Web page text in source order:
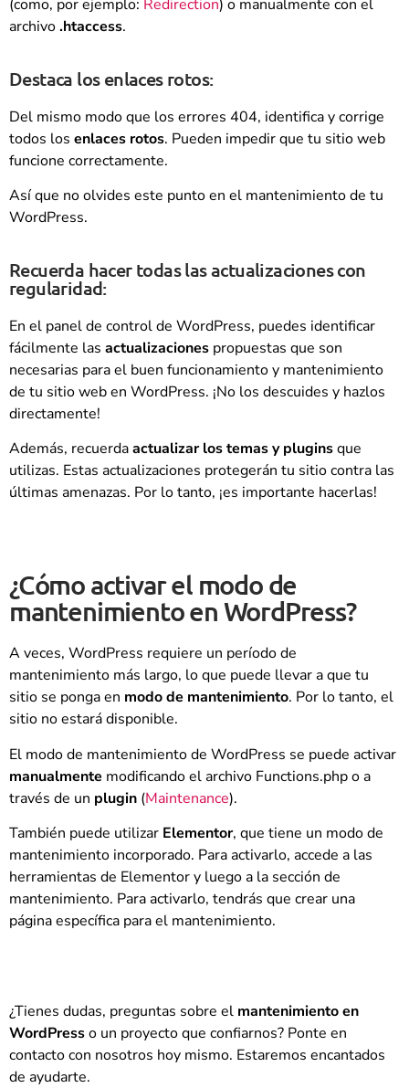
(como, por ejemplo: Redirection) o manualmente con el
archivo.htaccess.
Destaca los enlaces rotos:
Del mismo modo que los errores 404, identifica y corrige
todos los enlaces rotos. Pueden impedir que tu sitio web
funcione correctamente.
Así que no olvides este punto en el mantenimiento de tu
WordPress.
Recuerda hacer todas las actualizaciones con
regularidad:
En el panel de control de WordPress, puedes identificar
fácilmente las actualizaciones propuestas que son
necesarias para el buen funcionamiento y mantenimiento
de tu sitio web en WordPress. ¡No los descuides y hazlos
directamente!
Además, recuerdaactualizar los temas y pluginsque
utilizas. Estas actualizaciones protegerán tu sitio contra las
últimas amenazas. Por lo tanto, ¡es importante hacerlas!
¿Cómo activar el modo de
mantenimiento en WordPress?
A veces, WordPress requiere un período de
mantenimiento más largo, lo que puede llevar a que tu
sitio se ponga en modo de mantenimiento. Por lo tanto, el
sitio no estará disponible.
El modo de mantenimiento de WordPress se puede activar
manualmente modificando el archivo Functions.php o a
través de un plugin (Maintenance).
También puede utilizar Elementor, que tiene un modo de
mantenimiento incorporado. Para activarlo, accede a las
herramientas de Elementor y luego a la sección de
mantenimiento. Para activarlo, tendrás que crear una
página específica para el mantenimiento.
¿Tienes dudas, preguntas sobre el mantenimiento en
WordPresso un proyecto que confiarnos? Ponte en
contacto con nosotros hoy mismo. Estaremos encantados
de ayudarte.